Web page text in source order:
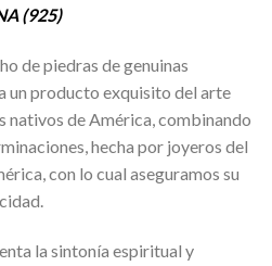
(925)
de piedras de genuinas
un producto exquisito del arte
nativos de América, combinando
hecha por joyeros del
con lo cual aseguramos su
la sintonía espiritual y